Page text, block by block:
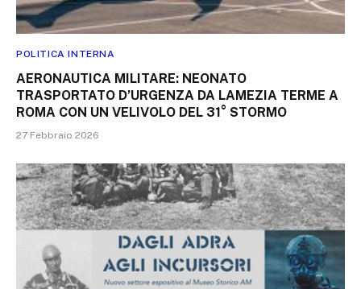
POLITICA INTERNA
AERONAUTICA MILITARE: NEONATO
TRASPORTATO D’URGENZA DA LAMEZIA TERME A
ROMA CON UN VELIVOLO DEL 31° STORMO
27 Febbraio 2026